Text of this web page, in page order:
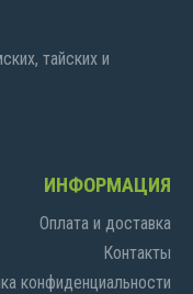
тайских и
ИНФОРМАЦИЯ
Оплата и доставка
Контакты
конфиденциальности